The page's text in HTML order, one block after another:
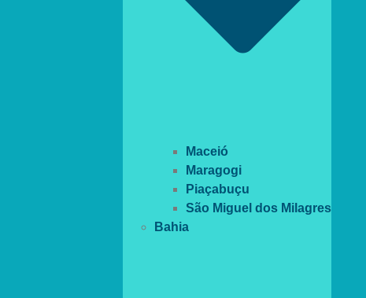
Maceió
Maragogi
Piaçabuçu
São Miguel dos Milagres
Bahia